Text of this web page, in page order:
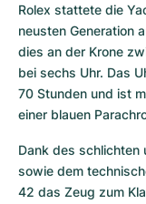
Rolex stattete die
neusten Generation
dies an der Krone
bei sechs Uhr. Das
70 Stunden und ist
einer blauen
Dank des schlichten
sowie dem
42 das Zeug zum